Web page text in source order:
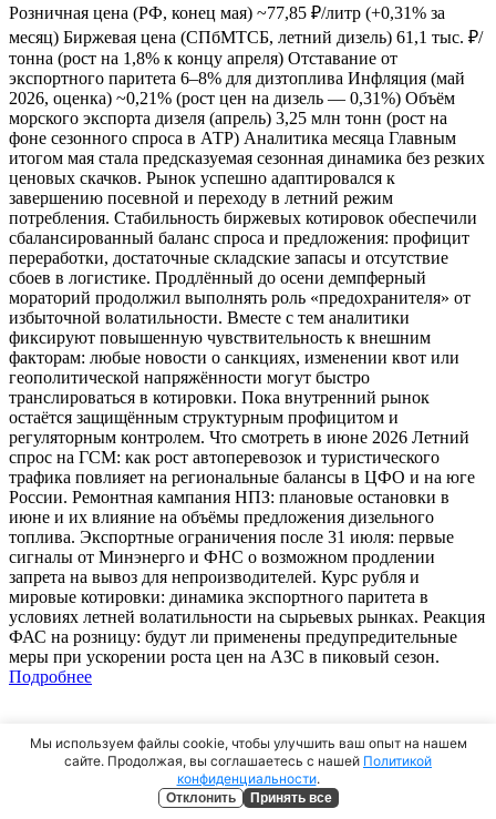
Розничная цена (РФ, конец мая) ~77,85 ₽/литр (+0,31% за
месяц) Биржевая цена (СПбМТСБ, летний дизель) 61,1 тыс. ₽/
тонна (рост на 1,8% к концу апреля) Отставание от
экспортного паритета 6–8% для дизтоплива Инфляция (май
2026, оценка) ~0,21% (рост цен на дизель — 0,31%) Объём
морского экспорта дизеля (апрель) 3,25 млн тонн (рост на
фоне сезонного спроса в АТР) Аналитика месяца Главным
итогом мая стала предсказуемая сезонная динамика без резких
ценовых скачков. Рынок успешно адаптировался к
завершению посевной и переходу в летний режим
потребления. Стабильность биржевых котировок обеспечили
сбалансированный баланс спроса и предложения: профицит
переработки, достаточные складские запасы и отсутствие
сбоев в логистике. Продлённый до осени демпферный
мораторий продолжил выполнять роль «предохранителя» от
избыточной волатильности. Вместе с тем аналитики
фиксируют повышенную чувствительность к внешним
факторам: любые новости о санкциях, изменении квот или
геополитической напряжённости могут быстро
транслироваться в котировки. Пока внутренний рынок
остаётся защищённым структурным профицитом и
регуляторным контролем. Что смотреть в июне 2026 Летний
спрос на ГСМ: как рост автоперевозок и туристического
трафика повлияет на региональные балансы в ЦФО и на юге
России. Ремонтная кампания НПЗ: плановые остановки в
июне и их влияние на объёмы предложения дизельного
топлива. Экспортные ограничения после 31 июля: первые
сигналы от Минэнерго и ФНС о возможном продлении
запрета на вывоз для непроизводителей. Курс рубля и
мировые котировки: динамика экспортного паритета в
условиях летней волатильности на сырьевых рынках. Реакция
ФАС на розницу: будут ли применены предупредительные
меры при ускорении роста цен на АЗС в пиковый сезон.
Подробнее
30 апреля 2026
Ключевые события апреля 2026 в сфере дизельного топлива в
Москве и Московской области
Апрель 2026 года для дизельного рынка столичного региона
Мы используем файлы cookie, чтобы улучшить ваш опыт на нашем
сайте. Продолжая, вы соглашаетесь с нашей Политикой
конфиденциальности.
Отклонить Принять все